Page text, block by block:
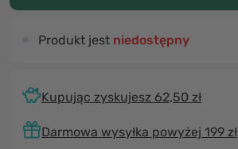
Produkt jest niedostępny
Kupując zyskujesz 62,50 zł
Darmowa wysyłka powyżej 199 zł